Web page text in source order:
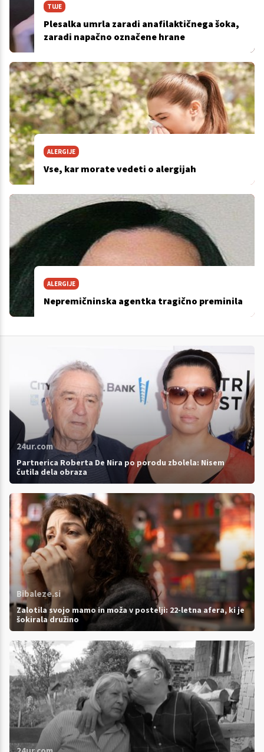
TUJE
Plesalka umrla zaradi anafilaktičnega šoka,
zaradi napačno označene hrane
ALERGIJE
Vse, kar morate vedeti o alergijah
ALERGIJE
Nepremičninska agentka tragično preminila
24ur.com
Partnerica Roberta De Nira po porodu zbolela: Nisem
čutila dela obraza
Bibaleze.si
Zalotila svojo mamo in moža v postelji: 22-letna afera, ki je
šokirala družino